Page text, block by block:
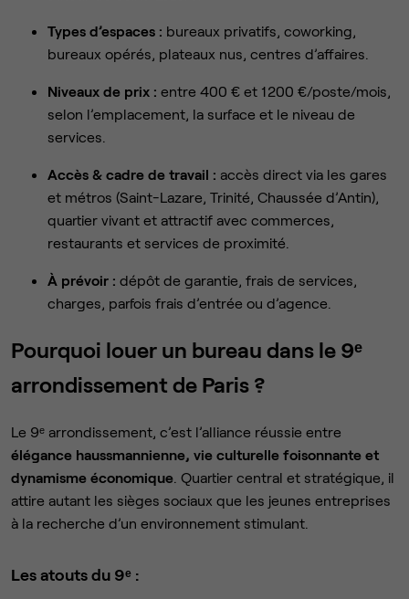
Types d’espaces : bureaux privatifs, coworking,
bureaux opérés, plateaux nus, centres d’affaires.
Niveaux de prix : entre 400 € et 1 200 €/poste/mois,
selon l’emplacement, la surface et le niveau de
services.
Accès & cadre de travail : accès direct via les gares
et métros (Saint-Lazare, Trinité, Chaussée d’Antin),
quartier vivant et attractif avec commerces,
restaurants et services de proximité.
À prévoir : dépôt de garantie, frais de services,
charges, parfois frais d’entrée ou d’agence.
Pourquoi louer un bureau dans le 9ᵉ
arrondissement de Paris ?
Le 9ᵉ arrondissement, c’est l’alliance réussie entre
élégance haussmannienne, vie culturelle foisonnante et
dynamisme économique . Quartier central et stratégique, il
attire autant les sièges sociaux que les jeunes entreprises
à la recherche d’un environnement stimulant.
Les atouts du 9ᵉ :